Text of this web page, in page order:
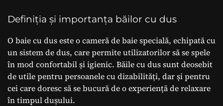
Definiția și importanța băilor cu dus
O baie cu dus este o cameră de baie specială, echipată cu
un sistem de dus, care permite utilizatorilor să se spele
în mod confortabil și igienic. Băile cu dus sunt deosebit
de utile pentru persoanele cu dizabilități, dar și pentru
cei care doresc să se bucură de o experiență de relaxare
în timpul dușului.